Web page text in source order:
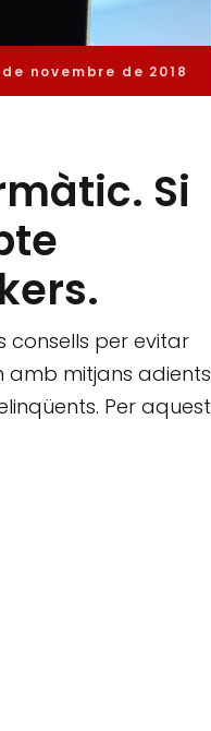
de novembre de 2018
Si
consells per evitar
amb mitjans adients
Per aquest